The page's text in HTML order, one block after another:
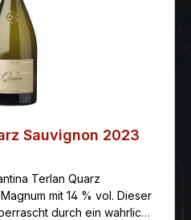
Sauvignon 2023
Terlan Quarz
mit 14 % vol. Dieser
durch ein wahrlich